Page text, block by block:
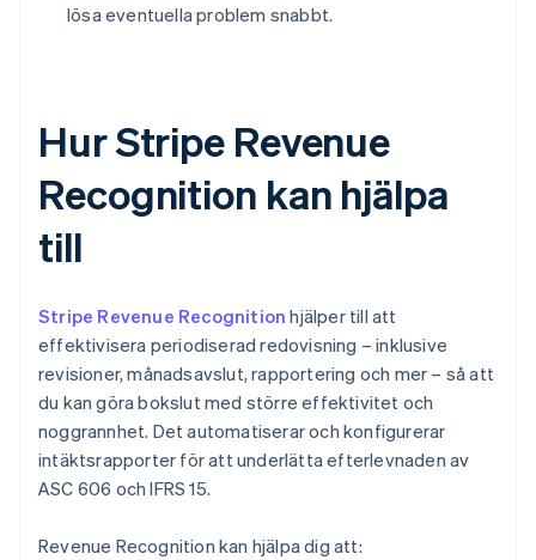
lösa eventuella problem snabbt.
Hur Stripe Revenue
Recognition kan hjälpa
till
Stripe Revenue Recognition hjälper till att
effektivisera periodiserad redovisning – inklusive
revisioner, månadsavslut, rapportering och mer – så att
du kan göra bokslut med större effektivitet och
noggrannhet. Det automatiserar och konfigurerar
intäktsrapporter för att underlätta efterlevnaden av
ASC 606 och IFRS 15.
Revenue Recognition kan hjälpa dig att: